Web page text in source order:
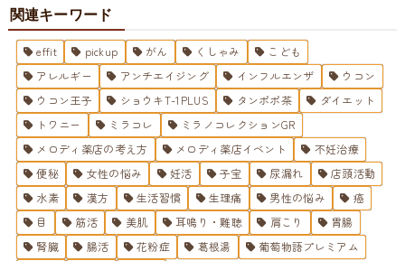
関連キーワード
effit pickup がん くしゃみ
こども
アレルギー
アンチエイジング インフルエンザ
ウコン
ウコン王子
ショウキT-1PLUS タンポポ茶
ダイエット
トワニー
ミラコレ
ミラノコレクションGR
メロディ薬店の考え方
メロディ薬店イベント
不妊治療
便秘
女性の悩み 妊活 子宝 尿漏れ
店頭活動
水素
漢方 生活習慣 生理痛 男性の悩み
癌
目
筋活 美肌 耳鳴り・難聴 肩こり
胃腸
腎臓
腸活 花粉症 葛根湯
葡萄物語プレミアム